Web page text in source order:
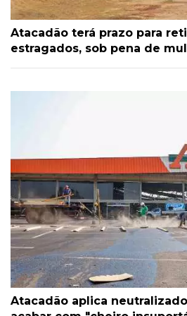
Atacadão terá prazo para
estragados, sob pena de
Atacadão aplica